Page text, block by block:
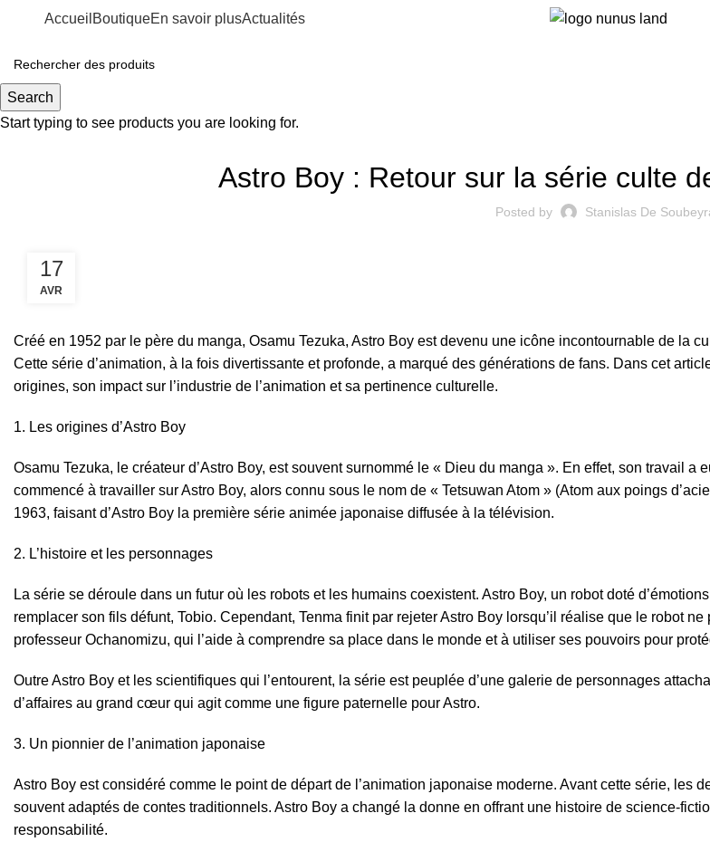
Accueil BoutiqueEn savoir plusActualités
Actualités
Astro Boy : Retour sur la série culte
Posted by Stanislas De
17
AVR
Créé en 1952 par le père du manga, Osamu Tezuka, Astro Boy est devenu une icône incontournable de la
Cette série d’animation, à la fois divertissante et profonde, a marqué des générations de fans. Dans cet
origines, son impact sur l’industrie de l’animation et sa pertinence culturelle.
Les origines d’Astro Boy
Osamu Tezuka, le créateur d’Astro Boy, est souvent surnommé le « Dieu du manga ». En effet, son travail
commencé à travailler sur Astro Boy, alors connu sous le nom de « Tetsuwan Atom » (Atom aux poings
1963, faisant d’Astro Boy la première série animée japonaise diffusée à la télévision.
L’histoire et les personnages
La série se déroule dans un futur où les robots et les humains coexistent. Astro Boy, un robot doté
remplacer son fils défunt, Tobio. Cependant, Tenma finit par rejeter Astro Boy lorsqu’il réalise que le robot
professeur Ochanomizu, qui l’aide à comprendre sa place dans le monde et à utiliser ses pouvoirs pour
Outre Astro Boy et les scientifiques qui l’entourent, la série est peuplée d’une galerie de personnages
d’affaires au grand cœur qui agit comme une figure paternelle pour Astro.
Un pionnier de l’animation japonaise
Astro Boy est considéré comme le point de départ de l’animation japonaise moderne. Avant cette série,
souvent adaptés de contes traditionnels. Astro Boy a changé la donne en offrant une histoire de science-
responsabilité.
Search
Start typing to see products you are looking for.